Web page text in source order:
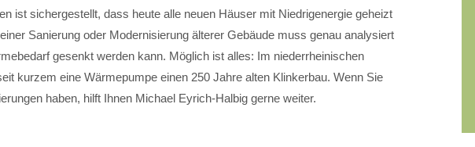
ist sichergestellt, dass heute alle neuen Häuser mit Niedrigenergie geheizt
Sanierung oder Modernisierung älterer Gebäude muss genau analysiert
gesenkt werden kann. Möglich ist alles: Im niederrheinischen
kurzem eine Wärmepumpe einen 250 Jahre alten Klinkerbau. Wenn Sie
haben, hilft Ihnen Michael Eyrich-Halbig gerne weiter.